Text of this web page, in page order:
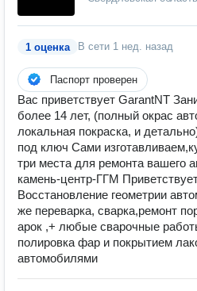
1 оценка В сети 1 нед. назад
Паспорт проверен
Вас приветствует GarantNT
более 14 лет, (полный окрас
локальная покраска, и
под ключ Сами
три места для ремонта вашего
камень-центр-ГГМ
Восстановление геометрии
же переварка, сварка,ремонт
арок ,+ любые сварочные
полировка фар и покрытием
автомобилями